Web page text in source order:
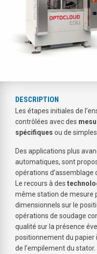
DESCRIPTION
Les étapes initiales de
contrôlées avec des
spécifiques ou de
Des applications plus
automatiques, sont
opérations d’assemblage
Le recours à des
même station de mesure
dimensionnels sur le
opérations de soudage
qualité sur la présence
positionnement du papier
de l’empilement du